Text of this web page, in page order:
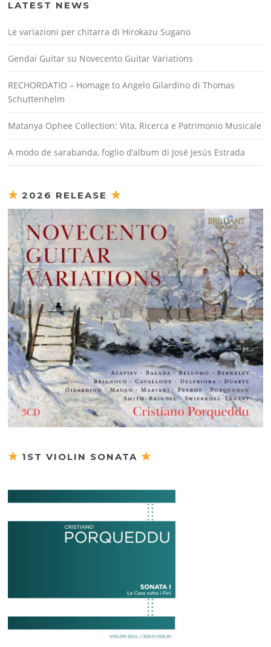
LATEST NEWS
Le variazioni per chitarra di Hirokazu Sugano
Gendai Guitar su Novecento Guitar Variations
RECHORDATIO – Homage to Angelo Gilardino di Thomas
Schuttenhelm
Matanya Ophee Collection: Vita, Ricerca e Patrimonio Musicale
A modo de sarabanda, foglio d’album di José Jesús Estrada
2026 RELEASE
1ST VIOLIN SONATA